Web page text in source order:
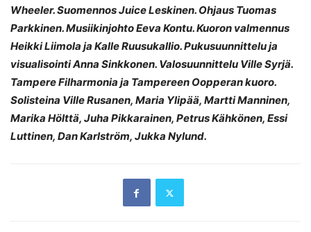
Wheeler. Suomennos Juice Leskinen. Ohjaus Tuomas
Parkkinen. Musiikinjohto Eeva Kontu. Kuoron valmennus
Heikki Liimola ja Kalle Ruusukallio. Pukusuunnittelu ja
visualisointi Anna Sinkkonen. Valosuunnittelu Ville Syrjä.
Tampere Filharmonia ja Tampereen Oopperan kuoro.
Solisteina Ville Rusanen, Maria Ylipää, Martti Manninen,
Marika Hölttä, Juha Pikkarainen, Petrus Kähkönen, Essi
Luttinen, Dan Karlström, Jukka Nylund.